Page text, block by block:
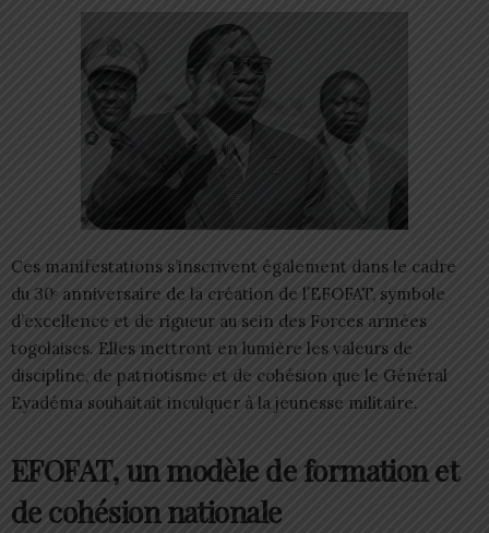
Ces manifestations s’inscrivent également dans le cadre
du 30ᵉ anniversaire de la création de l’EFOFAT, symbole
d’excellence et de rigueur au sein des Forces armées
togolaises. Elles mettront en lumière les valeurs de
discipline, de patriotisme et de cohésion que le Général
Eyadéma souhaitait inculquer à la jeunesse militaire.
EFOFAT, un modèle de formation et
de cohésion nationale